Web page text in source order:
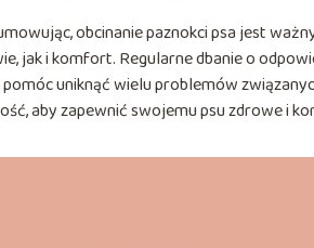
obcinanie paznokci psa jest
jak i komfort. Regularne dbanie o
uniknąć wielu problemów
aby zapewnić swojemu psu zdrowe i